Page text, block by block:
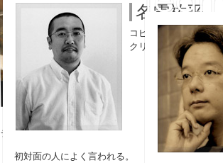
コピーライター
チームVision 事務局長
名雪祐平
コピーライター
クリエイティブディ
初対面の人によく言われる。